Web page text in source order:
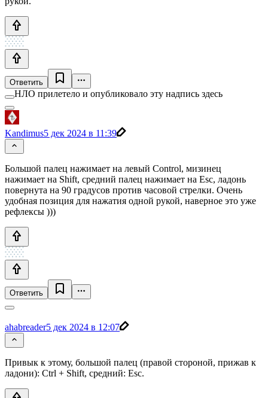
Ответить
НЛО прилетело и опубликовало эту надпись здесь
Kandimus5 дек 2024 в 11:39
Большой палец нажимает на левый Control, мизинец
нажимает на Shift, средний палец нажимает на Esc, ладонь
повернута на 90 градусов против часовой стрелки. Очень
удобная позиция для нажатия одной рукой, наверное это уже
рефлексы )))
Ответить
ahabreader5 дек 2024 в 12:07
Привык к этому, большой палец (правой стороной, прижав к
ладони): Ctrl + Shift, средний: Esc.